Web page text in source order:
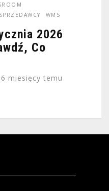
WMS
2026
Co
6 miesięcy temu